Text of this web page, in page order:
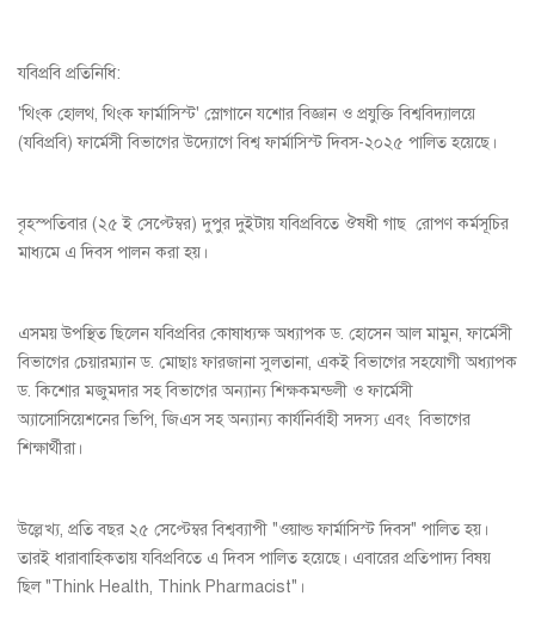
যবিপ্রবি প্রতিনিধি:
'থিংক হোলথ, থিংক ফার্মাসিস্ট' স্লোগানে যশোর বিজ্ঞান ও প্রযুক্তি বিশ্ববিদ্যালয়ে
(যবিপ্রবি) ফার্মেসী বিভাগের উদ্যোগে বিশ্ব ফার্মাসিস্ট দিবস-২০২৫ পালিত হয়েছে।
বৃহস্পতিবার (২৫ ই সেপ্টেম্বর) দুপুর দুইটায় যবিপ্রবিতে ঔষধী গাছ রোপণ কর্মসূচির
মাধ্যমে এ দিবস পালন করা হয়।
এসময় উপস্থিত ছিলেন যবিপ্রবির কোষাধ্যক্ষ অধ্যাপক ড. হোসেন আল মামুন, ফার্মেসী
বিভাগের চেয়ারম্যান ড. মোছাঃ ফারজানা সুলতানা, একই বিভাগের সহযোগী অধ্যাপক
ড. কিশোর মজুমদার সহ বিভাগের অন্যান্য শিক্ষকমন্ডলী ও ফার্মেসী
অ্যাসোসিয়েশনের ভিপি, জিএস সহ অন্যান্য কার্যনির্বাহী সদস্য এবং বিভাগের
শিক্ষার্থীরা।
উল্লেখ্য, প্রতি বছর ২৫ সেপ্টেম্বর বিশ্বব্যাপী "ওয়াল্ড ফার্মাসিস্ট দিবস" পালিত হয়।
তারই ধারাবাহিকতায় যবিপ্রবিতে এ দিবস পালিত হয়েছে। এবারের প্রতিপাদ্য বিষয়
ছিল "Think Health, Think Pharmacist"।